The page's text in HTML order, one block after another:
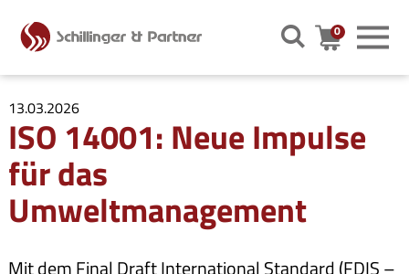
0
13.03.2026
ISO 14001: Neue Impulse
für das
Umweltmanagement
Mit dem Final Draft International Standard (FDIS –